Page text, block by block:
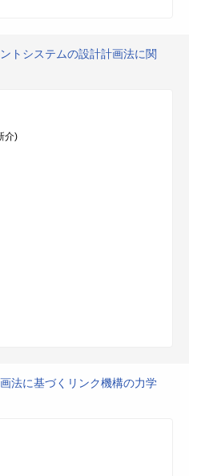
トシステムの設計計画法に関
介)
法に基づくリンク機構の力学